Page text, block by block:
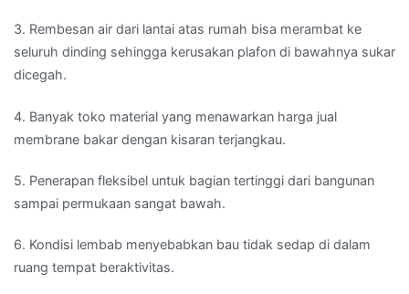
3. Rembesan air dari lantai atas rumah bisa merambat ke
seluruh dinding sehingga kerusakan plafon di bawahnya sukar
dicegah.
4. Banyak toko material yang menawarkan harga jual
membrane bakar dengan kisaran terjangkau.
5. Penerapan fleksibel untuk bagian tertinggi dari bangunan
sampai permukaan sangat bawah.
6. Kondisi lembab menyebabkan bau tidak sedap di dalam
ruang tempat beraktivitas.